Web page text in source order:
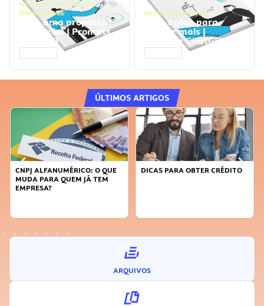
NEGÓCIOS, PROCESSOS
EMPRESARIAIS
Faça uma proposta
comercial | Prompts
ChatGPT
NEGÓCIOS, VENDAS
Faça ações para
vender mais |
Prompts ChatGPT
ÚLTIMOS ARTIGOS
CNPJ ALFANUMÉRICO: O QUE
MUDA PARA QUEM JÁ TEM
EMPRESA?
DICAS PARA OBTER CRÉDITO
ARQUIVOS